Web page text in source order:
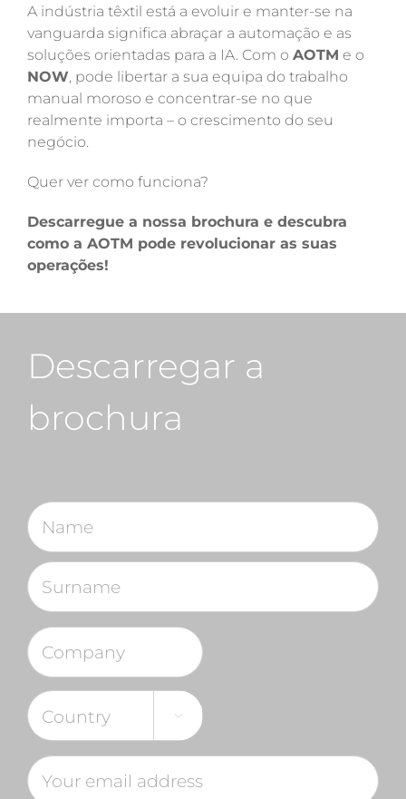
A indústria têxtil está a evoluir e manter-se na
vanguarda significa abraçar a automação e as
soluções orientadas para a IA. Com o AOTM e o
NOW, pode libertar a sua equipa do trabalho
manual moroso e concentrar-se no que
realmente importa – o crescimento do seu
negócio.
Quer ver como funciona?
Descarregue a nossa brochura e descubra
como a AOTM pode revolucionar as suas
operações!
Descarregar a
brochura
